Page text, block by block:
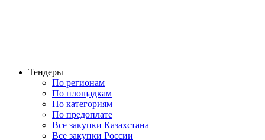
Тендеры
По регионам
По площадкам
По категориям
По предоплате
Все закупки Казахстана
Все закупки России